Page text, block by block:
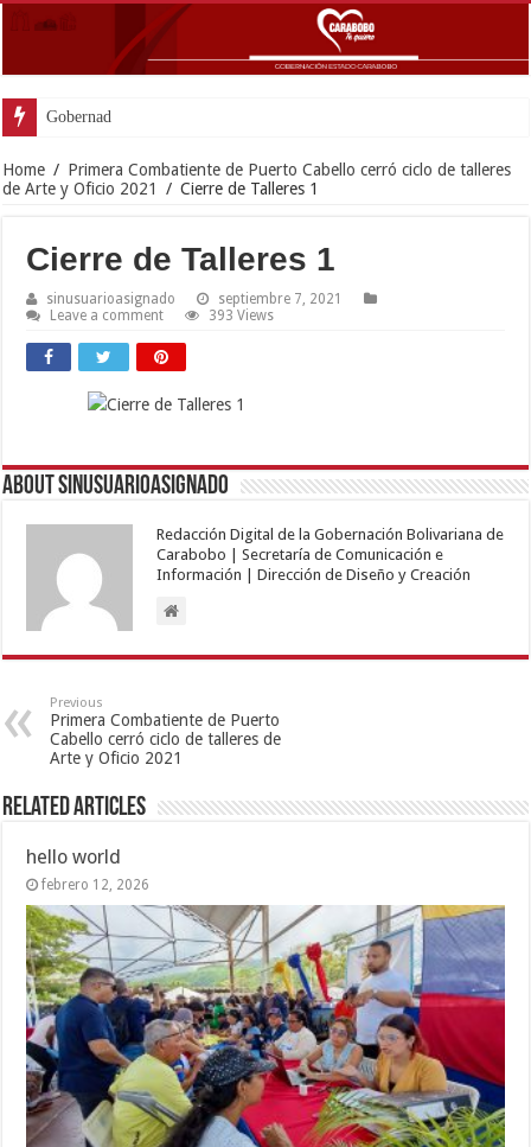
Gobernador Lacava anun
Home / Primera Combatiente de Puerto Cabello cerró ciclo de talleres
de Arte y Oficio 2021
/ Cierre de Talleres 1
Cierre de Talleres 1
sinusuarioasignado
septiembre 7, 2021
Leave a comment
393 Views
About sinusuarioasignado
Redacción Digital de la Gobernación Bolivariana de
Carabobo | Secretaría de Comunicación e
Información | Dirección de Diseño y Creación
Previous
Primera Combatiente de Puerto
Cabello cerró ciclo de talleres de
Arte y Oficio 2021
Related Articles
hello world
febrero 12, 2026